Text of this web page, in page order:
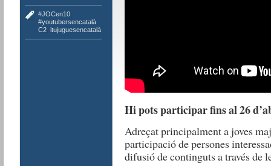
#JOCen10,
#youtubersencatalà,
C2, itujuguesencatalà
Hi pots participar fins al 26
Adreçat principalment a joves
participació de persones
difusió de continguts a través de